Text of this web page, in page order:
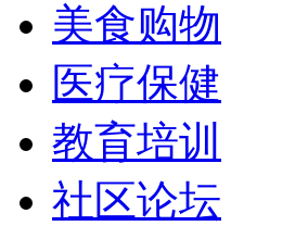
美食购物
医疗保健
教育培训
社区论坛